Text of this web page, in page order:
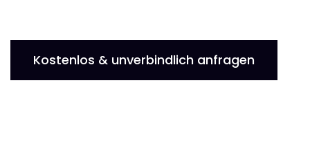
Kostenlos & unverbindlich anfragen